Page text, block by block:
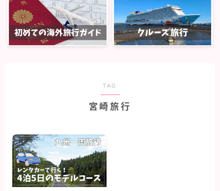
国内旅行
関東旅行
北陸・中部旅行
オアシスオブザシーズ
コスタフォーチュナ
TAG
宮崎旅行